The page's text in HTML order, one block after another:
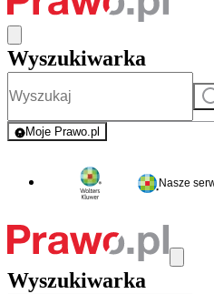
Wyszukiwarka
Moje Prawo.pl
- rejestracja i logowanie do
Nasze
Wyszukiwarka